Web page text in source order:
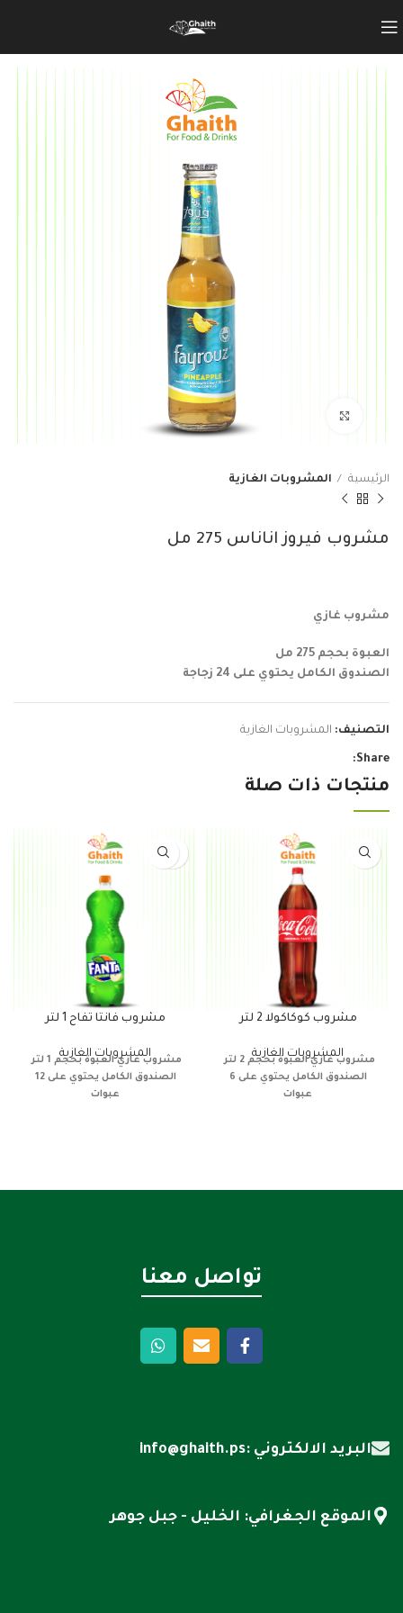
الرئيسية المشروبات الغازية
مشروب فيروز اناناس 275 مل
مشروب غازي
العبوة بحجم 275 مل
الصندوق الكامل يحتوي على 24 زجاجة
التصنيف: المشروبات الغازية
Share:
منتجات ذات صلة
مشروب كوكاكولا 2 لتر
المشروبات الغازيةمشروب غازي العبوة بحجم 2 لتر
الصندوق الكامل يحتوي على 6
عبوات
مشروب فانتا تفاح 1 لتر
المشروبات الغازيةمشروب غازي العبوة بحجم 1 لتر
الصندوق الكامل يحتوي على 12
عبوات
تواصل معنا
البريد الالكتروني :info@ghaith.ps
الموقع الجغرافي: الخليل - جبل جوهر